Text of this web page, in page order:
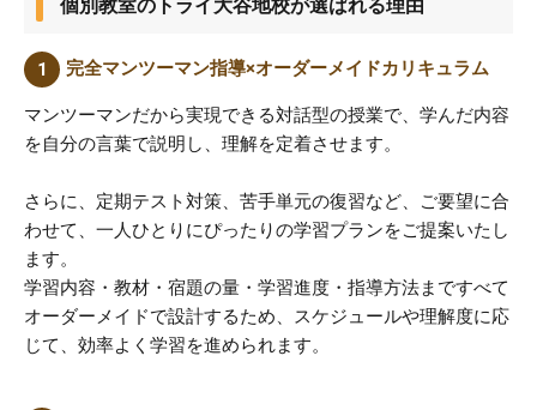
個別教室のトライ大谷地校が選ばれる理由
完全マンツーマン指導×オーダーメイドカリキュラム
マンツーマンだから実現できる対話型の授業で、学んだ内容
を自分の言葉で説明し、理解を定着させます。
さらに、定期テスト対策、苦手単元の復習など、ご要望に合
わせて、一人ひとりにぴったりの学習プランをご提案いたし
ます。
学習内容・教材・宿題の量・学習進度・指導方法まですべて
オーダーメイドで設計するため、スケジュールや理解度に応
じて、効率よく学習を進められます。